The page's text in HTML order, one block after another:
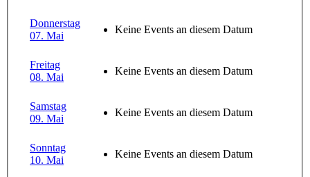
Donnerstag
07. Mai
Keine Events an diesem Datum
Freitag
08. Mai
Keine Events an diesem Datum
Samstag
09. Mai
Keine Events an diesem Datum
Sonntag
10. Mai
Keine Events an diesem Datum